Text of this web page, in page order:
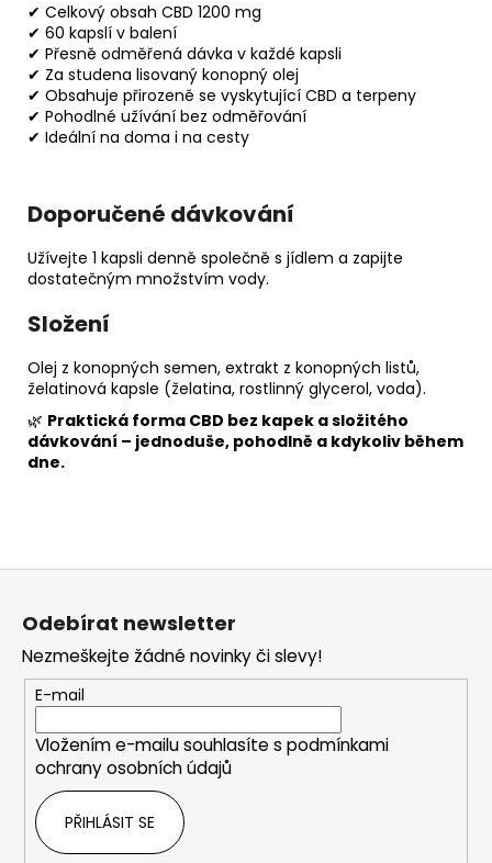
✔ Celkový obsah CBD 1200 mg
✔ 60 kapslí v balení
✔ Přesně odměřená dávka v každé kapsli
✔ Za studena lisovaný konopný olej
✔ Obsahuje přirozeně se vyskytující CBD a terpeny
✔ Pohodlné užívání bez odměřování
✔ Ideální na doma i na cesty
Doporučené dávkování
Užívejte 1 kapsli denně společně s jídlem a zapijte
dostatečným množstvím vody.
Složení
Olej z konopných semen, extrakt z konopných listů,
želatinová kapsle (želatina, rostlinný glycerol, voda).
🌿 Praktická forma CBD bez kapek a složitého
dávkování – jednoduše, pohodlně a kdykoliv během
dne.
Odebírat newsletter
Nezmeškejte žádné novinky či slevy!
E-mail
Vložením e-mailu souhlasíte s podmínkami
ochrany osobních údajů
PŘIHLÁSIT SE